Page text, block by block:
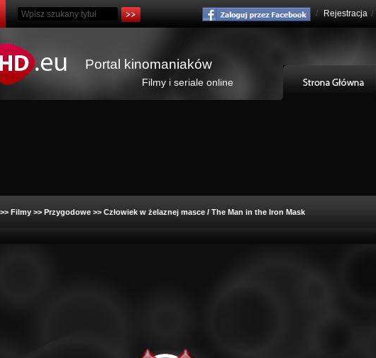
/ Rejestracja /
Portal kinomaniaków
Filmy i seriale online
>> Filmy >> Przygodowe >> Człowiek w żelaznej masce / The Man in the Iron Mask